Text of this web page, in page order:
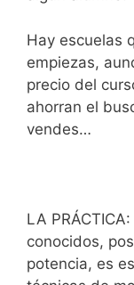
Hay escuelas
empiezas,
precio del
ahorran el
vendes…
LA
conocidos,
potencia, es